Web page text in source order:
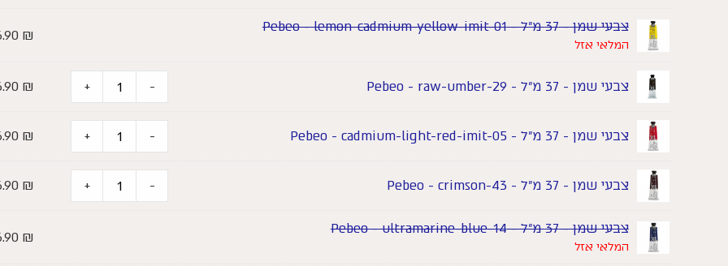
צבעי שמן - 37 מ"ל - Pebeo - lemon-cadmium-yellow-imit-01
המלאי אזל
₪
צבעי שמן - 37 מ"ל - Pebeo - raw-umber-29 -
+
₪
צבעי שמן - 37 מ"ל - Pebeo - cadmium-light-red-imit-05 -
+
₪
צבעי שמן - 37 מ"ל - Pebeo - crimson-43 -
+
₪
צבעי שמן - 37 מ"ל - Pebeo - ultramarine-blue-14
המלאי אזל
₪